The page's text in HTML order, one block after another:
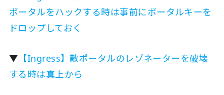
ポータルをハックする時は事前にポータルキーを
ドロップしておく
▼ 【Ingress】敵ポータルのレゾネーターを破壊
する時は真上から